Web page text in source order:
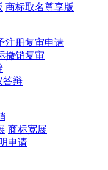
商标取名尊享版
注册复审申请
撤销复审
答辩
商标宽展
申请